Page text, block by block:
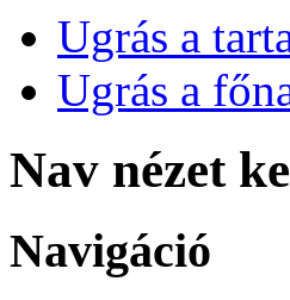
Ugrás a
Ugrás a
Nav nézet
Navigáció